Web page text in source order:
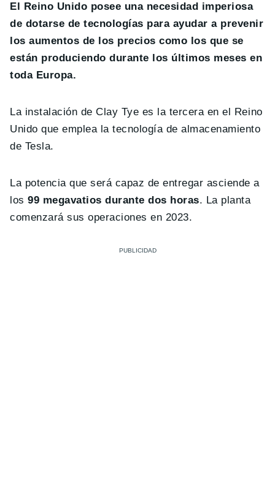
El Reino Unido posee una necesidad imperiosa
de dotarse de tecnologías para ayudar a prevenir
los aumentos de los precios como los que se
están produciendo durante los últimos meses en
toda Europa.
La instalación de Clay Tye es la tercera en el Reino
Unido que emplea la tecnología de almacenamiento
de Tesla.
La potencia que será capaz de entregar asciende a
los 99 megavatios durante dos horas. La planta
comenzará sus operaciones en 2023.